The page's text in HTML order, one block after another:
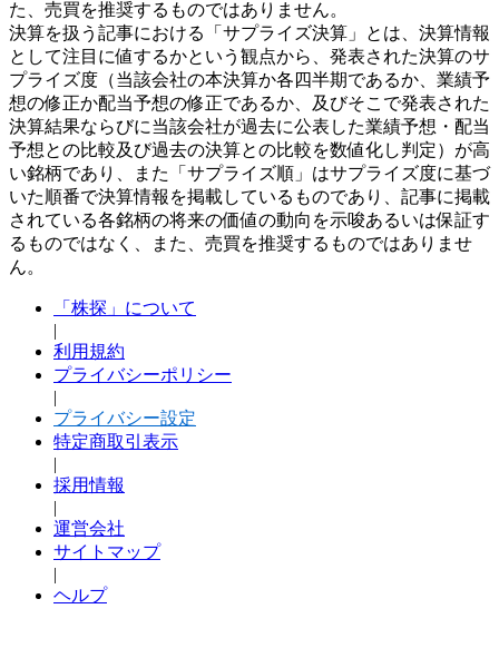
た、売買を推奨するものではありません。
決算を扱う記事における「サプライズ決算」とは、決算情報
として注目に値するかという観点から、発表された決算のサ
プライズ度（当該会社の本決算か各四半期であるか、業績予
想の修正か配当予想の修正であるか、及びそこで発表された
決算結果ならびに当該会社が過去に公表した業績予想・配当
予想との比較及び過去の決算との比較を数値化し判定）が高
い銘柄であり、また「サプライズ順」はサプライズ度に基づ
いた順番で決算情報を掲載しているものであり、記事に掲載
されている各銘柄の将来の価値の動向を示唆あるいは保証す
るものではなく、また、売買を推奨するものではありませ
ん。
「株探」について
|
利用規約
プライバシーポリシー
|
プライバシー設定
特定商取引表示
|
採用情報
|
運営会社
サイトマップ
|
ヘルプ